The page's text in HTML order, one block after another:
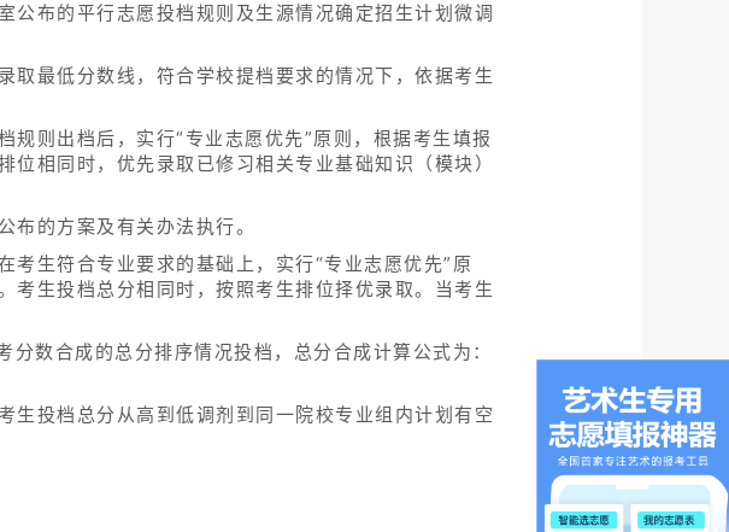
公布的平行志愿投档规则及生源情况确定招生计划微调
取最低分数线，符合学校提档要求的情况下，依据考生
则出档后，实行“专业志愿优先”原则，根据考生填报
相同时，优先录取已修习相关专业基础知识（模块）
的方案及有关办法执行。
生符合专业要求的基础上，实行“专业志愿优先”原
考生投档总分相同时，按照考生排位择优录取。当考生
数合成的总分排序情况投档，总分合成计算公式为：
生投档总分从高到低调剂到同一院校专业组内计划有空